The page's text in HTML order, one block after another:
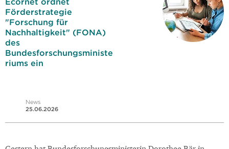
Förderstrategie
"Forschung für
Nachhaltigkeit" (FONA)
des
Bundesforschungsministe
riums ein
News
25.06.2026